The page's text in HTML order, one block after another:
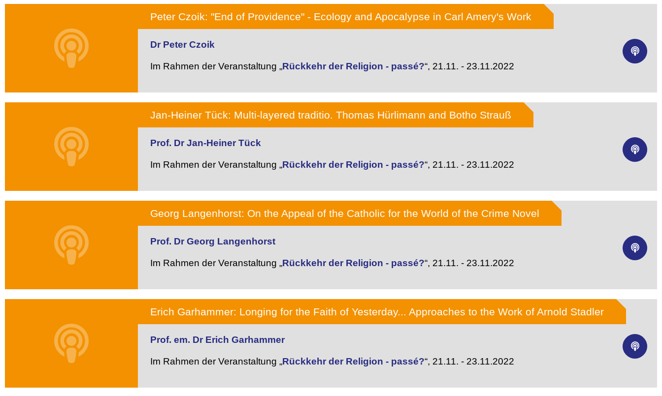
Peter Czoik: "End of Providence" - Ecology and Apocalypse in Carl Amery's Work
Dr Peter Czoik
Im Rahmen der Veranstaltung „Rückkehr der Religion - passé?“, 21.11. - 23.11.2022
Jan-Heiner Tück: Multi-layered traditio. Thomas Hürlimann and Botho Strauß
Prof. Dr Jan-Heiner Tück
Im Rahmen der Veranstaltung „Rückkehr der Religion - passé?“, 21.11. - 23.11.2022
Georg Langenhorst: On the Appeal of the Catholic for the World of the Crime Novel
Prof. Dr Georg Langenhorst
Im Rahmen der Veranstaltung „Rückkehr der Religion - passé?“, 21.11. - 23.11.2022
Erich Garhammer: Longing for the Faith of Yesterday... Approaches to the Work of Arnold Stadler
Prof. em. Dr Erich Garhammer
Im Rahmen der Veranstaltung „Rückkehr der Religion - passé?“, 21.11. - 23.11.2022